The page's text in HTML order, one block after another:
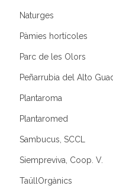
Naturges
Pàmies hortícoles
Parc de les Olors
Peñarrubia del Alto
Plantaroma
Plantaromed
Sambucus, SCCL
Siempreviva, Coop. V.
TaüllOrgànics